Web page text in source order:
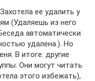
ее удалить у
(Удаляешь из него
автоматически
удалена.). Но
В итоге: другие
Они могут читать
этого избежать),